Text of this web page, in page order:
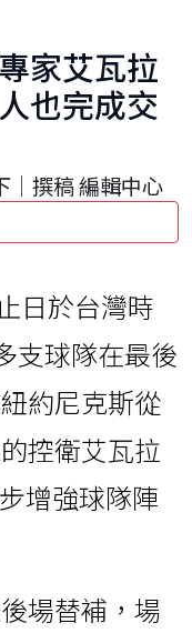
家艾瓦拉
也完成交
撰稿 編輯中心
日於台灣時
支球隊在最後
約尼克斯從
控衛艾瓦拉
增強球隊陣
場替補，場